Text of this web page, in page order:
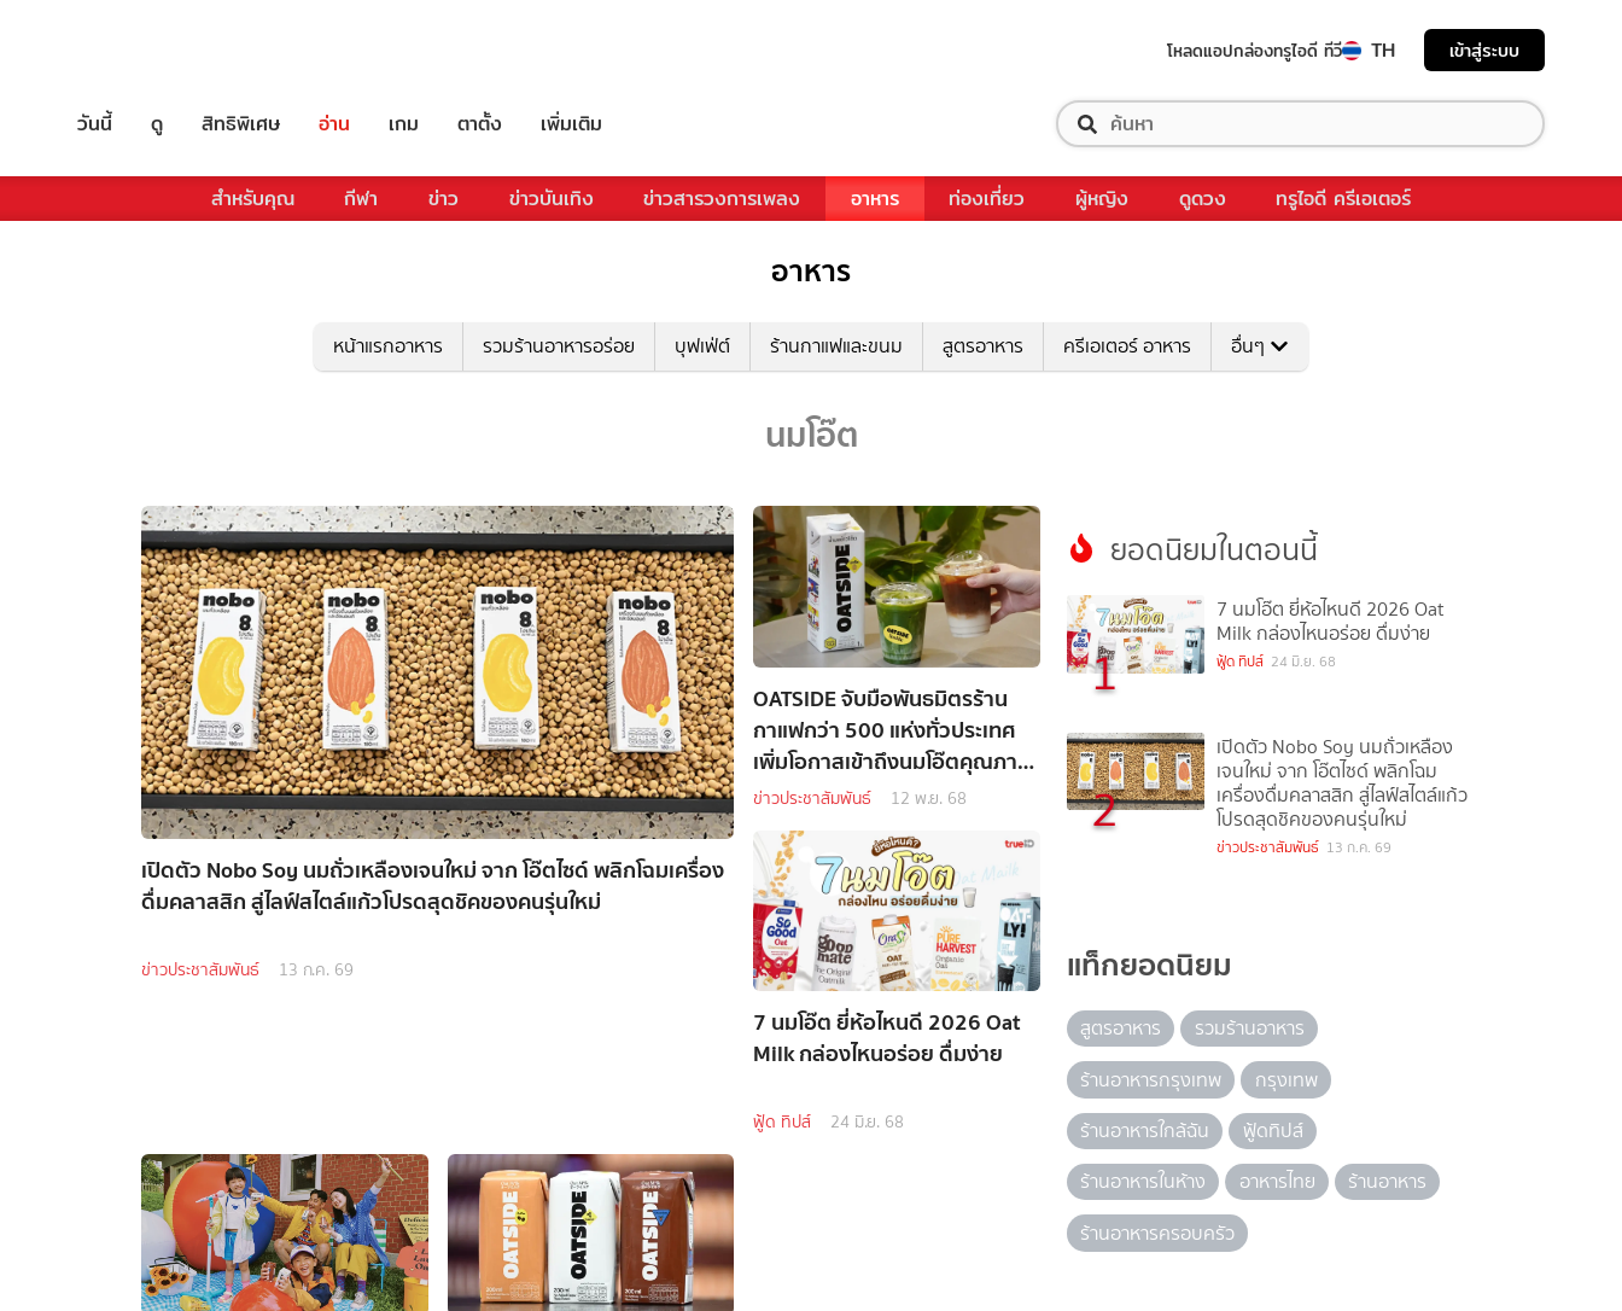
โหลดแอปกล่องทรูไอดี ทีวี TH เข้าสู่ระบบ
วันนี้ ดู สิทธิพิเศษ อ่าน เกม ตาตั้ง เพิ่มเติม
สำหรับคุณ กีฬา ข่าว ข่าวบันเทิง ข่าวสารวงการเพลง อาหาร ท่องเที่ยว ผู้หญิง ดูดวง ทรูไอดี ครีเอเตอร์
อาหาร
หน้าแรกอาหาร รวมร้านอาหารอร่อย บุฟเฟ่ต์ ร้านกาแฟและขนม สูตรอาหาร ครีเอเตอร์ อาหาร อื่นๆ
นมโอ๊ต
เปิดตัว Nobo Soy นมถั่วเหลืองเจนใหม่ จาก โอ๊ตไซด์ พลิกโฉมเครื่อง
ดื่มคลาสสิก สู่ไลฟ์สไตล์แก้วโปรดสุดชิคของคนรุ่นใหม่
ข่าวประชาสัมพันธ์ 13 ก.ค. 69
OATSIDE จับมือพันธมิตรร้าน
กาแฟกว่า 500 แห่งทั่วประเทศ
เพิ่มโอกาสเข้าถึงนมโอ๊ตคุณภาพ
สำหรับทุกคน แบบไม่ต้องจ่าย
ข่าวประชาสัมพันธ์ 12 พ.ย. 68
7 นมโอ๊ต ยี่ห้อไหนดี 2026 Oat
Milk กล่องไหนอร่อย ดื่มง่าย
ฟู้ด ทิปส์ 24 มิ.ย. 68
ยอดนิยมในตอนนี้
1
7 นมโอ๊ต ยี่ห้อไหนดี 2026 Oat
Milk กล่องไหนอร่อย ดื่มง่าย
ฟู้ด ทิปส์ 24 มิ.ย. 68
2
เปิดตัว Nobo Soy นมถั่วเหลือง
เจนใหม่ จาก โอ๊ตไซด์ พลิกโฉม
เครื่องดื่มคลาสสิก สู่ไลฟ์สไตล์แก้ว
โปรดสุดชิคของคนรุ่นใหม่
ข่าวประชาสัมพันธ์ 13 ก.ค. 69
แท็กยอดนิยม
สูตรอาหาร
รวมร้านอาหาร
ร้านอาหารกรุงเทพ
กรุงเทพ
ร้านอาหารใกล้ฉัน
ฟู้ดทิปส์
ร้านอาหารในห้าง
อาหารไทย
ร้านอาหาร
ร้านอาหารครอบครัว